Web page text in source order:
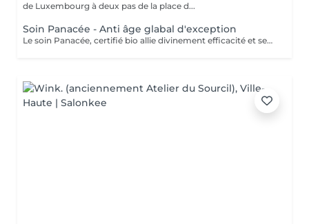
de Luxembourg à deux pas de la place d...
Soin Panacée - Anti âge glabal d'exception
Le soin Panacée, certifié bio allie divinement efficacité et sensorialité et cible tous les signes de l'âge : rides, éclat, fermeté. Des textures originales et un modelage visage resculptant unique réalisé à l'aide du Dermophyt's, un appareil à ondes sonores permettant de travailler les tissus en profondeur, pour des résultats visibles instantanément après un seul soin !